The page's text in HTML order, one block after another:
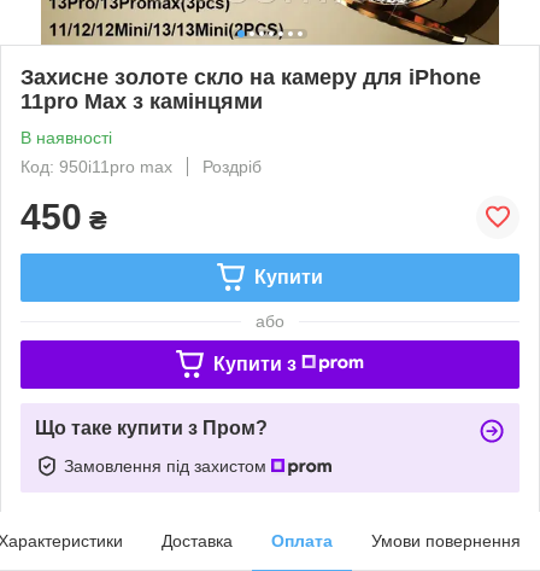
Захисне золоте скло на камеру для iPhone
11pro Max з камінцями
В наявності
Код: 950i11pro max
Роздріб
450 ₴
Купити
або
Купити з
Що таке купити з Пром?
Замовлення під захистом
Доставка Оплата Умови повернення